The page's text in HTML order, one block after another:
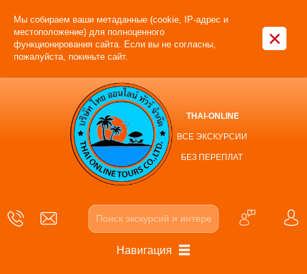
Мы собираем ваши метаданные (cookie, IP-адрес и
местоположение) для полноценного
функционирования сайта. Если вы не согласны,
пожалуйста, покиньте сайт.
×
THAI-ONLINE
ВСЕ ЭКСКУРСИИ
БЕЗ ПЕРЕПЛАТ
Навигация